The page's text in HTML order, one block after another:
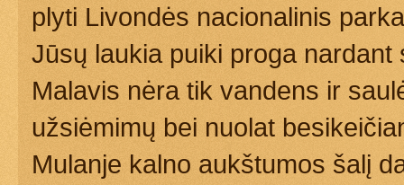
plyti Livondės nacionalinis
Jūsų laukia puiki proga
Malavis nėra tik vandens ir
užsiėmimų bei nuolat
Mulanje kalno aukštumos šalį